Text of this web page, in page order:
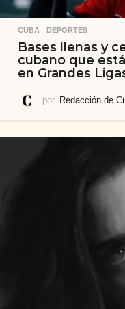
CUBA ,DEPORTES
Bases llenas y
cubano que
en Grandes
por Redacción de